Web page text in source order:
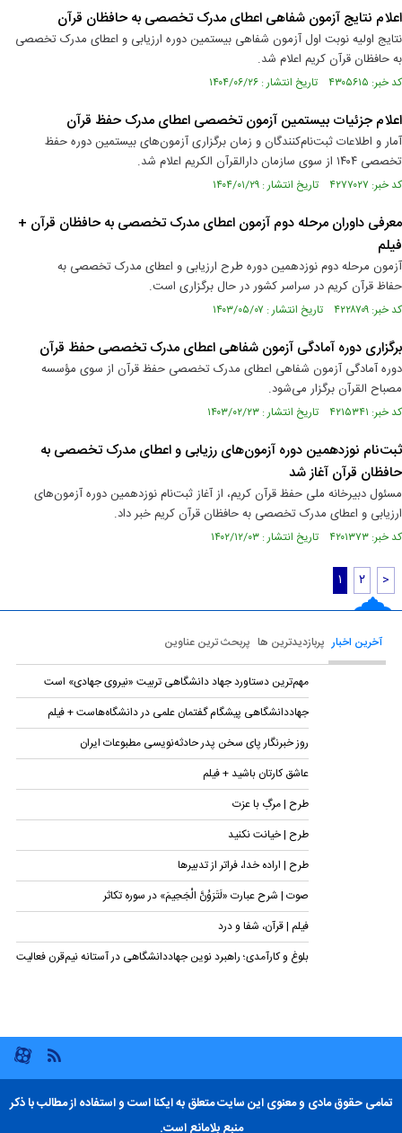
اعلام نتایج آزمون شفاهی اعطای مدرک تخصصی به حافظان قرآن
نتایج اولیه نوبت اول آزمون شفاهی بیستمین دوره ارزیابی و اعطای مدرک تخصصی
به حافظان قرآن کریم اعلام شد.
کد خبر: ۴۳۰۵۶۱۵ تاریخ انتشار : ۱۴۰۴/۰۶/۲۶
اعلام جزئیات بیستمین آزمون تخصصی اعطای مدرک حفظ قرآن
آمار و اطلاعات ثبت‌نام‌کنندگان و زمان برگزاری آزمون‌های بیستمین دوره حفظ
تخصصی ۱۴۰۴ از سوی سازمان دارالقرآن الکریم اعلام شد.
کد خبر: ۴۲۷۷۰۲۷ تاریخ انتشار : ۱۴۰۴/۰۱/۲۹
معرفی داوران مرحله دوم آزمون اعطای مدرک تخصصی به حافظان قرآن +
فیلم
آزمون مرحله دوم نوزدهمین دوره طرح ارزیابی و اعطای مدرک تخصصی به
حفاظ قرآن کریم در سراسر کشور در حال برگزاری است.
کد خبر: ۴۲۲۸۷۰۹ تاریخ انتشار : ۱۴۰۳/۰۵/۰۷
برگزاری دوره آمادگی آزمون شفاهی اعطای مدرک تخصصی حفظ قرآن
دوره آمادگی آزمون شفاهی اعطای مدرک تخصصی حفظ قرآن از سوی مؤسسه
مصباح القرآن برگزار می‌شود.
کد خبر: ۴۲۱۵۳۴۱ تاریخ انتشار : ۱۴۰۳/۰۲/۲۳
ثبت‌نام نوزدهمین دوره آزمون‌های رزیابی و اعطای مدرک تخصصی به
حافظان قرآن آغاز شد
مسئول دبیرخانه ملی حفظ قرآن کریم، از آغاز ثبت‌نام نوزدهمین دوره آزمون‌های
ارزیابی و اعطای مدرک تخصصی به حافظان قرآن کریم خبر داد.
کد خبر: ۴۲۰۱۳۷۳ تاریخ انتشار : ۱۴۰۲/۱۲/۰۳
۱ ۲ >
آخرین اخبار پربازدیدترین ها پربحث ترین عناوین
مهم‌ترین دستاورد جهاد دانشگاهی تربیت «نیروی جهادی» است
جهاددانشگاهی پیشگام گفتمان علمی در دانشگاه‌هاست + فیلم
روز خبرنگار پای سخن پدر حادثه‌نویسی مطبوعات ایران
عاشق کارتان باشید + فیلم
طرح | مرگِ با عزت
طرح | خیانت نکنید
طرح | اراده خدا، فراتر از تدبیرها
صوت | شرح عبارت «لَتَرَوُنَّ الْجَحِیمَ» در سوره تکاثر
فیلم | قرآن، شفا و درد
بلوغ و کارآمدی؛ راهبرد نوین جهاددانشگاهی در آستانه نیم‌قرن فعالیت
تمامی حقوق مادی و معنوی این سایت متعلق به ایکنا است و استفاده از مطالب با ذکر
منبع بلامانع است.